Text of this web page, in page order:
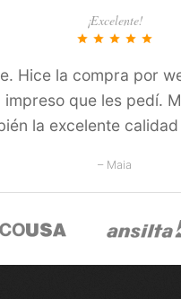
¡Excelente!
star star star star star
Hice la compra por
que les pedí­.
la excelente
– Maia